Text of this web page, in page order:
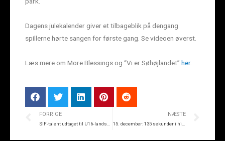
Dagens julekalender giver et tilbageblik på dengang
spillerne hørte sangen for første gang. Se videoen øverst.
Læs mere om More Blessings og “Vi er Søhøjlandet” her.
FORRIGE NÆSTE